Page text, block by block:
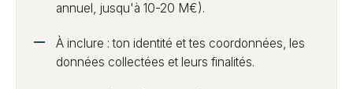
annuel, jusqu'à 10-20 M€).
À inclure : ton identité et tes coordonnées, les
données collectées et leurs finalités.